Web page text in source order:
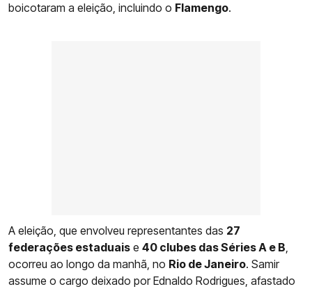
boicotaram a eleição, incluindo o Flamengo.
A eleição, que envolveu representantes das 27
federações estaduais e 40 clubes das Séries A e B,
ocorreu ao longo da manhã, no Rio de Janeiro. Samir
assume o cargo deixado por Ednaldo Rodrigues, afastado